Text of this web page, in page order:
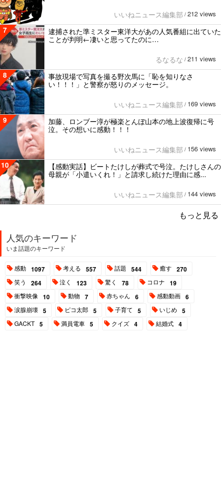
いいねニュース編集部 / 212 views
7
逮捕された準ミスター東洋大があの人気番組に出ていた
ことが判明←凄いと思ってたのに…
るなるな / 211 views
8
事故現場で写真を撮る野次馬に「恥を知りなさ
い！！！」と警察が怒りのメッセージ。
いいねニュース編集部 / 169 views
9
加藤、ロンブー淳が極楽とんぼ山本の地上波復帰に号
泣。その想いに感動！！！
いいねニュース編集部 / 156 views
10
【感動実話】ビートたけしが葬式で号泣。たけしさんの
母親が「小遣いくれ！」と請求し続けた理由に感...
いいねニュース編集部 / 144 views
もっと見る
人気のキーワード
いま話題のキーワード
感動 1097 考える 557 話題 544 癒す 270
笑う 264 泣く 123 驚く 78 コロナ 19
衝撃映像 10 動物 7 赤ちゃん 6 感動動画 6
涙腺崩壊 5 ピコ太郎 5 子育て 5 いじめ 5
GACKT 5 満員電車 5 クイズ 4 結婚式 4